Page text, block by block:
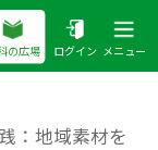
の広場 ログイン メニュー
：地域素材を